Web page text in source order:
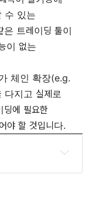
수 있는
은 트레이딩 툴이
이 없는
체인 확장(e.g.
다지고 실제로
에 필요한
야 할 것입니다.